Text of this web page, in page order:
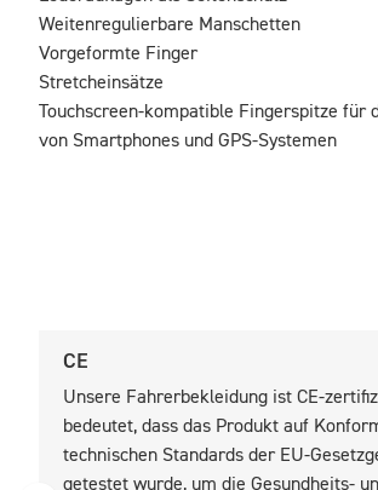
Weitenregulierbare Manschetten
Vorgeformte Finger
Stretcheinsätze
Touchscreen-kompatible Fingerspitze für
von Smartphones und GPS-Systemen
CE
Unsere Fahrerbekleidung ist CE-
bedeutet, dass das Produkt auf
technischen Standards der EU-
getestet wurde, um die Gesundheits-